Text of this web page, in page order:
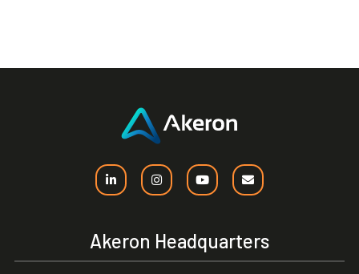
Akeron Headquarters